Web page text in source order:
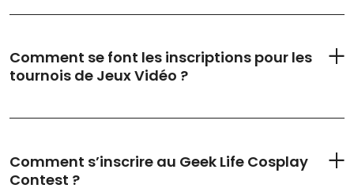
Comment se font les inscriptions pour les
tournois de Jeux Vidéo ?
Comment s’inscrire au Geek Life Cosplay
Contest ?